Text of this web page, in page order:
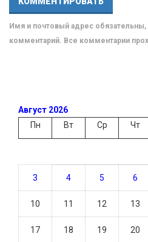
Имя и почтовый адрес обязательны,
комментарий. Все комментарии
Август 2026
Пн
Вт Ср Чт
3 4 5 6
10 11 12 13
17 18 19 20